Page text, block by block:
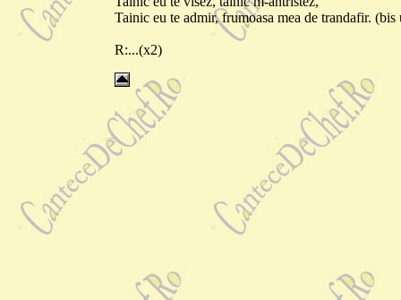
Tainic eu te admir, frumoasa mea de trandafir.
R:...(x2)